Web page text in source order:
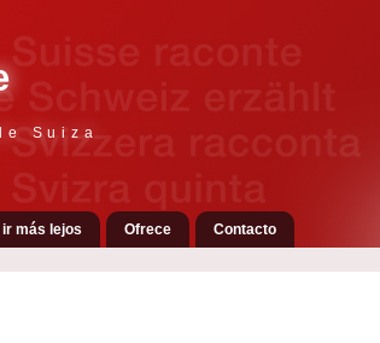
Suiza
ir más lejos Ofrece Contacto